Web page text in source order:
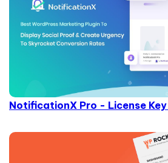
NotificationX Pro - License Key